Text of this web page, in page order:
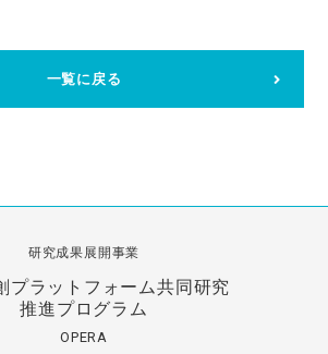
一覧に戻る
研究成果展開事業
プラットフォーム共同研究
推進プログラム
OPERA